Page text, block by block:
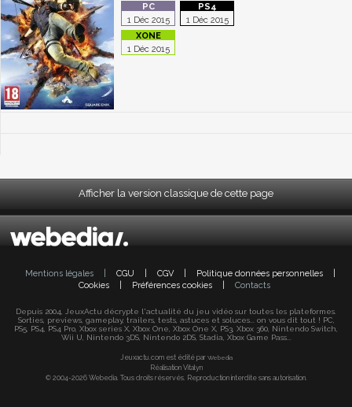
1 Déc 2015 1 Déc 2015
1 Déc 2015
Afficher la version classique de cette page
Mentions légales CGU CGV Politique données personnelles
Cookies
Préférences cookies Contacts
Depuis 2004, JeuxActu décrypte l'actualité du jeu vidéo sur toutes les plateformes.
Sorties, previews, gameplay, trailers, tests, astuces et soluces... on vous dit tout ! PC,
PS5, PS4, PS4 Pro, Xbox series X, Xbox One, Xbox One X, PS3, Xbox 360, Nintendo Switch,
Wii U, Nintendo 3DS, Nintendo 2DS, Stadia, Xbox Game Pass...
Jeuxactu.com est édité par Webedia
Réalisation Vitalyn
© 2004-2026 Webedia. Tous droits réservés. Reproduction interdite sans autorisation.